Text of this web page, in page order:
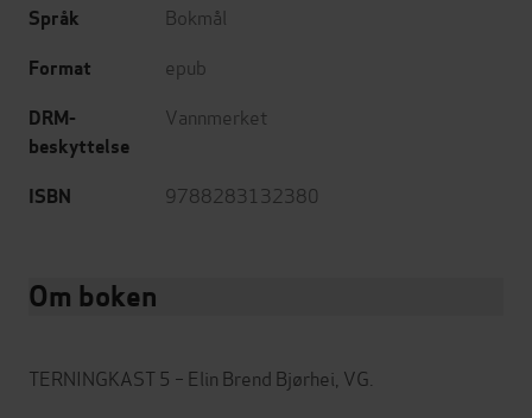
Språk Bokmål
Format epub
DRM-
beskyttelse
Vannmerket
ISBN 9788283132380
Om boken
TERNINGKAST 5 – Elin Brend Bjørhei, VG.